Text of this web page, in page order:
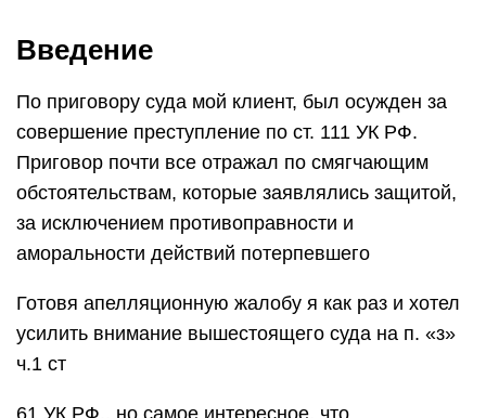
Введение
По приговору суда мой клиент, был осужден за
совершение преступление по ст. 111 УК РФ.
Приговор почти все отражал по смягчающим
обстоятельствам, которые заявлялись защитой,
за исключением противоправности и
аморальности действий потерпевшего
Готовя апелляционную жалобу я как раз и хотел
усилить внимание вышестоящего суда на п. «з»
ч.1 ст
61 УК РФ., но самое интересное, что